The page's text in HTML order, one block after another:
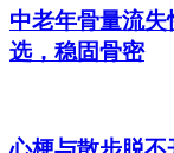
中老年骨量流
选，稳固骨密